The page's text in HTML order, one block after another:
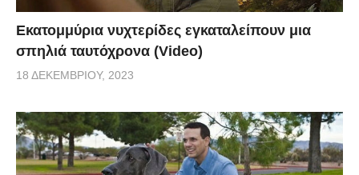
Εκατομμύρια νυχτερίδες εγκαταλείπουν μια
σπηλιά ταυτόχρονα (Video)
18 ΔΕΚΕΜΒΡΊΟΥ, 2023